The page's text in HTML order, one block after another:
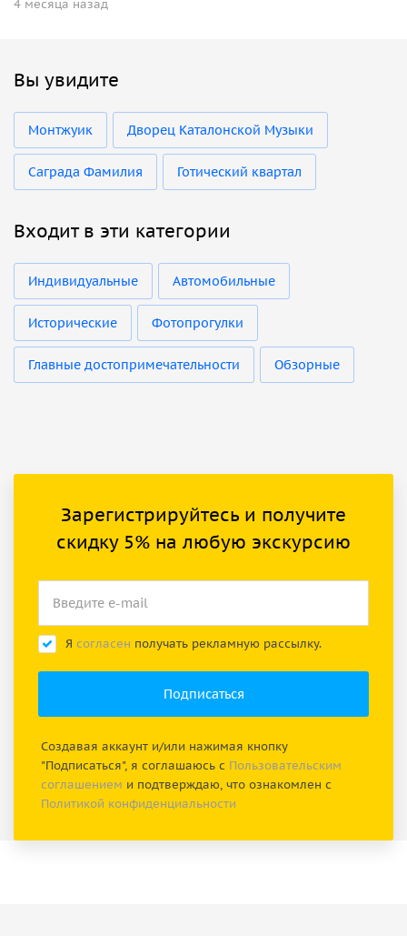
4 месяца назад
Вы увидите
Монтжуик Дворец Каталонской Музыки
Саграда Фамилия Готический квартал
Входит в эти категории
Индивидуальные Автомобильные
Исторические Фотопрогулки
Главные достопримечательности Обзорные
Зарегистрируйтесь и получите
скидку 5% на любую экскурсию
Я согласен получать рекламную рассылку.
Создавая аккаунт и/или нажимая кнопку
"Подписаться", я соглашаюсь с Пользовательским
соглашением и подтверждаю, что ознакомлен с
Политикой конфиденциальности